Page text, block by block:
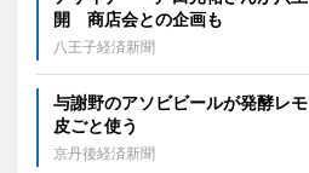
開 商店会との企画も
八王子経済新聞
与謝野のアソビビールが発酵レ
皮ごと使う
京丹後経済新聞